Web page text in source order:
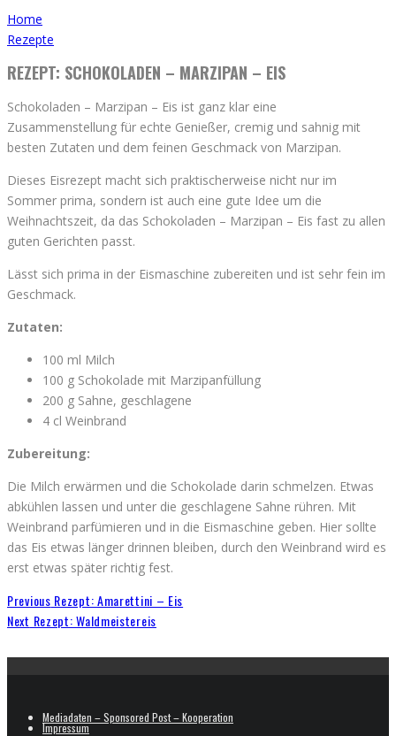
Home
Rezepte
REZEPT: SCHOKOLADEN – MARZIPAN – EIS
Schokoladen – Marzipan – Eis ist ganz klar eine
Zusammenstellung für echte Genießer, cremig und sahnig mit
besten Zutaten und dem feinen Geschmack von Marzipan.
Dieses Eisrezept macht sich praktischerweise nicht nur im
Sommer prima, sondern ist auch eine gute Idee um die
Weihnachtszeit, da das Schokoladen – Marzipan – Eis fast zu allen
guten Gerichten passt.
Lässt sich prima in der Eismaschine zubereiten und ist sehr fein im
Geschmack.
Zutaten:
100 ml Milch
100 g Schokolade mit Marzipanfüllung
200 g Sahne, geschlagene
4 cl Weinbrand
Zubereitung:
Die Milch erwärmen und die Schokolade darin schmelzen. Etwas
abkühlen lassen und unter die geschlagene Sahne rühren. Mit
Weinbrand parfümieren und in die Eismaschine geben. Hier sollte
das Eis etwas länger drinnen bleiben, durch den Weinbrand wird es
erst etwas später richtig fest.
Previous Rezept: Amarettini – Eis
Next Rezept: Waldmeistereis
Mediadaten – Sponsored Post – Kooperation
Impressum